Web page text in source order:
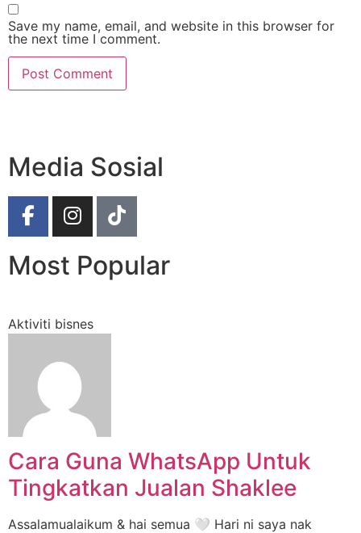
Save my name, email, and website in this browser for
the next time I comment.
Media Sosial
Most Popular
Aktiviti bisnes
Cara Guna WhatsApp Untuk
Tingkatkan Jualan Shaklee
Assalamualaikum & hai semua 🤍 Hari ni saya nak